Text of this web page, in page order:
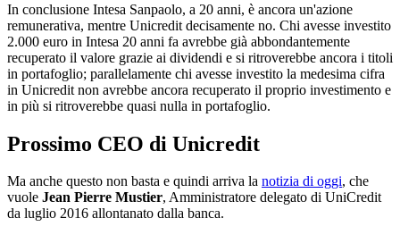
In conclusione Intesa Sanpaolo, a 20 anni, è ancora un'azione
remunerativa, mentre Unicredit decisamente no. Chi avesse investito
2.000 euro in Intesa 20 anni fa avrebbe già abbondantemente
recuperato il valore grazie ai dividendi e si ritroverebbe ancora i titoli
in portafoglio; parallelamente chi avesse investito la medesima cifra
in Unicredit non avrebbe ancora recuperato il proprio investimento e
in più si ritroverebbe quasi nulla in portafoglio.
Prossimo CEO di Unicredit
Ma anche questo non basta e quindi arriva la notizia di oggi, che
vuole Jean Pierre Mustier, Amministratore delegato di UniCredit
da luglio 2016 allontanato dalla banca.